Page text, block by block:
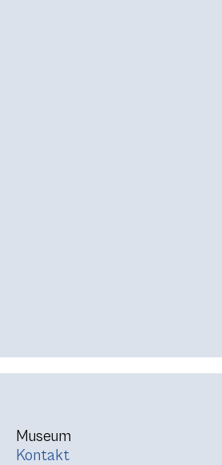
Museum
Kontakt